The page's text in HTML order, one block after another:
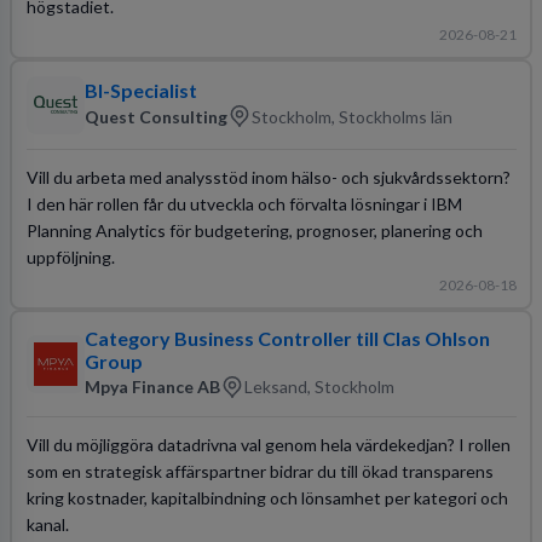
högstadiet.
2026-08-21
BI-Specialist
Quest Consulting Stockholm, Stockholms län
Vill du arbeta med analysstöd inom hälso- och sjukvårdssektorn?
I den här rollen får du utveckla och förvalta lösningar i IBM
Planning Analytics för budgetering, prognoser, planering och
uppföljning.
2026-08-18
Category Business Controller till Clas Ohlson
Group
Mpya Finance AB Leksand, Stockholm
Vill du möjliggöra datadrivna val genom hela värdekedjan? I rollen
som en strategisk affärspartner bidrar du till ökad transparens
kring kostnader, kapitalbindning och lönsamhet per kategori och
kanal.